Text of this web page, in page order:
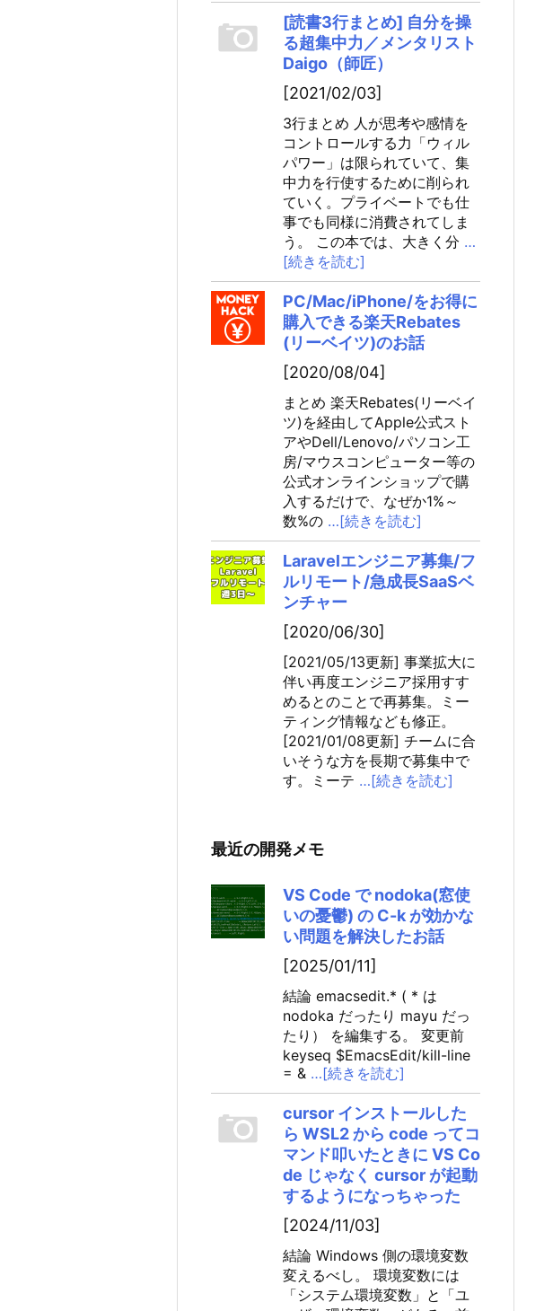
[読書3行まとめ] 自分を操
る超集中力／メンタリスト
Daigo（師匠）
[2021/02/03]
3行まとめ 人が思考や感情を
コントロールする力「ウィル
パワー」は限られていて、集
中力を行使するために削られ
ていく。プライベートでも仕
事でも同様に消費されてしま
う。 この本では、大きく分 …
[続きを読む]
PC/Mac/iPhone/をお得に
購入できる楽天Rebates
(リーベイツ)のお話
[2020/08/04]
まとめ 楽天Rebates(リーベイ
ツ)を経由してApple公式スト
アやDell/Lenovo/パソコン工
房/マウスコンピューター等の
公式オンラインショップで購
入するだけで、なぜか1%～
数%の …[続きを読む]
Laravelエンジニア募集/フ
ルリモート/急成長SaaSベ
ンチャー
[2020/06/30]
[2021/05/13更新] 事業拡大に
伴い再度エンジニア採用すす
めるとのことで再募集。ミー
ティング情報なども修正。
[2021/01/08更新] チームに合
いそうな方を長期で募集中で
す。ミーテ …[続きを読む]
最近の開発メモ
VS Code で nodoka(窓使
いの憂鬱) の C-k が効かな
い問題を解決したお話
[2025/01/11]
結論 emacsedit.* ( * は
nodoka だったり mayu だっ
たり） を編集する。 変更前
keyseq $EmacsEdit/kill-line
= & …[続きを読む]
cursor インストールした
ら WSL2 から code ってコ
マンド叩いたときに VS Co
de じゃなく cursor が起動
するようになっちゃった
[2024/11/03]
結論 Windows 側の環境変数
変えるべし。 環境変数には
「システム環境変数」と「ユ